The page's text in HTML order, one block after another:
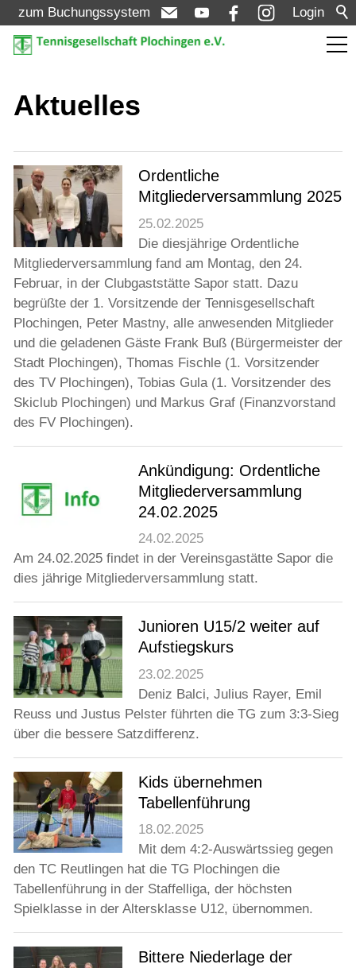
Login
zum Buchungssystem
Aktuelles
Termine
Turniere
Verein
Mannschaften
Jugend
Training
Aktuelles
Ordentliche
Mitgliederversammlung 2025
25.02.2025
Die diesjährige Ordentliche
Mitgliederversammlung fand am Montag, den 24.
Februar, in der Clubgaststätte Sapor statt. Dazu
begrüßte der 1. Vorsitzende der Tennisgesellschaft
Plochingen, Peter Mastny, alle anwesenden Mitglieder
und die geladenen Gäste Frank Buß (Bürgermeister der
Stadt Plochingen), Thomas Fischle (1. Vorsitzender
des TV Plochingen), Tobias Gula (1. Vorsitzender des
Skiclub Plochingen) und Markus Graf (Finanzvorstand
des FV Plochingen).
Ankündigung: Ordentliche
Mitgliederversammlung
24.02.2025
24.02.2025
Am 24.02.2025 findet in der Vereinsgastätte Sapor die
dies jährige Mitgliederversammlung statt.
Junioren U15/2 weiter auf
Aufstiegskurs
23.02.2025
Deniz Balci, Julius Rayer, Emil
Reuss und Justus Pelster führten die TG zum 3:3-Sieg
über die bessere Satzdifferenz.
Kids übernehmen
Tabellenführung
18.02.2025
Mit dem 4:2-Auswärtssieg gegen
den TC Reutlingen hat die TG Plochingen die
Tabellenführung in der Staffelliga, der höchsten
Spielklasse in der Altersklasse U12, übernommen.
Bittere Niederlage der